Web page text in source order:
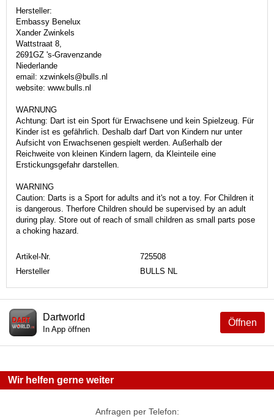
Hersteller:
Embassy Benelux
Xander Zwinkels
Wattstraat 8,
2691GZ 's-Gravenzande
Niederlande
email: xzwinkels@bulls.nl
website: www.bulls.nl
WARNUNG
Achtung: Dart ist ein Sport für Erwachsene und kein Spielzeug. Für
Kinder ist es gefährlich. Deshalb darf Dart von Kindern nur unter
Aufsicht von Erwachsenen gespielt werden. Außerhalb der
Reichweite von kleinen Kindern lagern, da Kleinteile eine
Erstickungsgefahr darstellen.
WARNING
Caution: Darts is a Sport for adults and it's not a toy. For Children it
is dangerous. Therfore Children should be supervised by an adult
during play. Store out of reach of small children as small parts pose
a choking hazard.
Artikel-Nr.
725508
Hersteller
BULLS NL
Öffnen
Dartworld
In App öffnen
Wir helfen gerne weiter
Anfragen per Telefon: